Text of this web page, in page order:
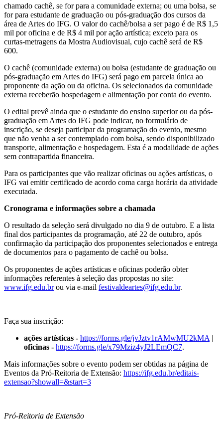
chamado cachê, se for para a comunidade externa; ou uma bolsa, se
for para estudante de graduação ou pós-graduação dos cursos da
área de Artes do IFG. O valor do cachê/bolsa a ser pago é de R$ 1,5
mil por oficina e de R$ 4 mil por ação artística; exceto para os
curtas-metragens da Mostra Audiovisual, cujo cachê será de R$
600.
O cachê (comunidade externa) ou bolsa (estudante de graduação ou
pós-graduação em Artes do IFG) será pago em parcela única ao
proponente da ação ou da oficina. Os selecionados da comunidade
externa receberão hospedagem e alimentação por conta do evento.
O edital prevê ainda que o estudante do ensino superior ou da pós-
graduação em Artes do IFG pode indicar, no formulário de
inscrição, se deseja participar da programação do evento, mesmo
que não venha a ser contemplado com bolsa, sendo disponibilizado
transporte, alimentação e hospedagem. Esta é a modalidade de ações
sem contrapartida financeira.
Para os participantes que vão realizar oficinas ou ações artísticas, o
IFG vai emitir certificado de acordo coma carga horária da atividade
executada.
Cronograma e informações sobre a chamada
O resultado da seleção será divulgado no dia 9 de outubro. E a lista
final dos participantes da programação, até 22 de outubro, após
confirmação da participação dos proponentes selecionados e entrega
de documentos para o pagamento de cachê ou bolsa.
Os proponentes de ações artísticas e oficinas poderão obter
informações referentes à seleção das propostas no site:
www.ifg.edu.brou via e-mail festivaldeartes@ifg.edu.br.
Faça sua inscrição:
ações artísticas - https://forms.gle/jvJztv1rAMwMU2kMA |
oficinas - https://forms.gle/x79Mziz4yJ2LEmQC7.
Mais informações sobre o evento podem ser obtidas na página de
Eventos da Pró-Reitoria de Extensão: https://ifg.edu.br/editais-
extensao?showall=&start=3
Pró-Reitoria de Extensão